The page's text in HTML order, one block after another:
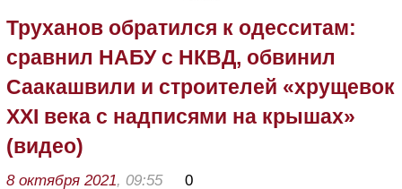
Труханов обратился к одесситам:
сравнил НАБУ с НКВД, обвинил
Саакашвили и строителей «хрущевок
XXI века с надписями на крышах»
(видео)
8 октября 2021, 09:55 0